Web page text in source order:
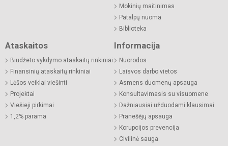
Mokinių maitinimas
Patalpų nuoma
Biblioteka
Ataskaitos
Biudžeto vykdymo ataskaitų rinkiniai
Finansinių ataskaitų rinkiniai
Lėšos veiklai viešinti
Projektai
Viešieji pirkimai
1,2% parama
Informacija
Nuorodos
Laisvos darbo vietos
Asmens duomenų apsauga
Konsultavimasis su visuomene
Dažniausiai užduodami klausimai
Pranešėjų apsauga
Korupcijos prevencija
Civilinė sauga